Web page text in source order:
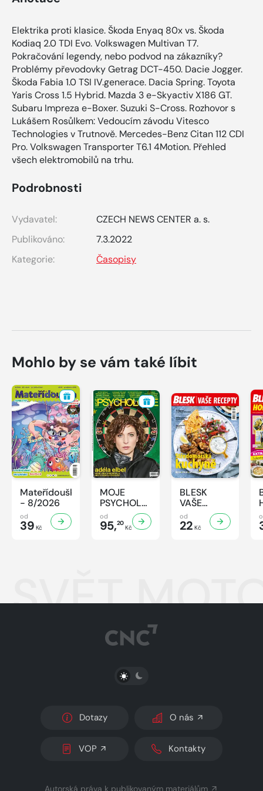
Elektrika proti klasice. Škoda Enyaq 80x vs. Škoda
Kodiaq 2.0 TDI Evo. Volkswagen Multivan T7.
Pokračování legendy, nebo podvod na zákazníky?
Problémy převodovky Getrag DCT-450. Dacie Jogger.
Škoda Fabia 1.0 TSI IV.generace. Dacia Spring. Toyota
Yaris Cross 1.5 Hybrid. Mazda 3 e-Skyactiv X186 GT.
Subaru Impreza e-Boxer. Suzuki S-Cross. Rozhovor s
Lukášem Rosůlkem: Vedoucím závodu Vitesco
Technologies v Trutnově. Mercedes-Benz Citan 112 CDI
Pro. Volkswagen Transporter T6.1 4Motion. Přehled
všech elektromobilů na trhu.
Podrobnosti
Vydavatel:
CZECH NEWS CENTER a. s.
Publikováno:
7.3.2022
Kategorie:
Časopisy
Mohlo by se vám také líbit
Mateřídouška
- 8/2026
od
39 Kč
MOJE
PSYCHOLOGIE
- 8/2026
od
95,20
Kč
BLESK
VAŠE
RECEPTY -
8/2026
od
22 Kč
SVĚT
PŘEPNOUT SVĚTLÝ/TMAVÝ REŽIM
Dotazy O nás
VOP Kontakty
Autorská práva k publikovaným materiálům